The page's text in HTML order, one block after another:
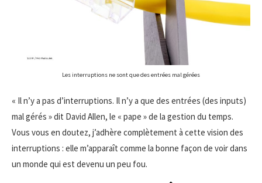
Les interruptions ne sont que des entrées mal gérées
« Il n’y a pas d’interruptions. Il n’y a que des entrées (des inputs)
mal gérés » dit David Allen, le « pape » de la gestion du temps.
Vous vous en doutez, j’adhère complètement à cette vision des
interruptions : elle m’apparaît comme la bonne façon de voir dans
un monde qui est devenu un peu fou.